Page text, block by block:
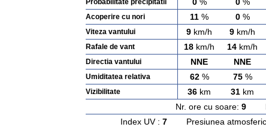
Probabilitate precipitatii
Acoperire cu nori 11 % 0%
Viteza vantului 9 km/h 9 km/h
Rafale de vant 18 km/h 14 km/h
Directia vantului NNE NNE
Umiditatea relativa 62% 75%
Vizibilitate 36 km 31 km
Nr. ore cu soare: 9
Index UV : 7 Presiunea